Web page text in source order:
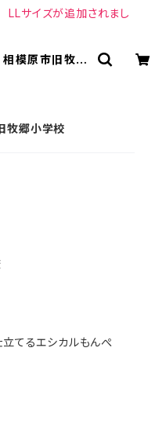
LLサイズが追加されまし
模原市旧牧郷
牧郷小学校
立てるエシカルもんぺ